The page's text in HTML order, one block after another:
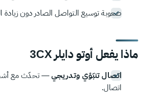
صعوبة توسيع التواصل الصادر دون زيادة
ماذا يفعل أوتو دايلر 3CX
اتصال تنبّؤي وتدريجي— تحدّث مع
اتصال.